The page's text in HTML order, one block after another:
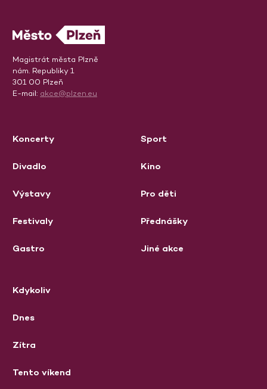
Magistrát města Plzně
nám. Republiky 1
301 00 Plzeň
E-mail: akce@plzen.eu
Koncerty
Divadlo
Výstavy
Festivaly
Gastro
Sport
Kino
Pro děti
Přednášky
Jiné akce
Kdykoliv
Dnes
Zítra
Tento víkend